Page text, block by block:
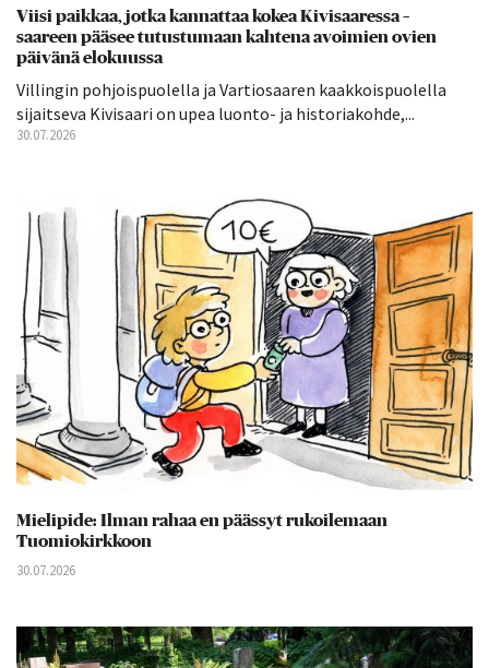
Viisi paikkaa, jotka kannattaa kokea Kivisaaressa –
saareen pääsee tutustumaan kahtena avoimien ovien
päivänä elokuussa
Villingin pohjoispuolella ja Vartiosaaren kaakkoispuolella
sijaitseva Kivisaari on upea luonto- ja historiakohde,...
30.07.2026
Mielipide: Ilman rahaa en päässyt rukoilemaan
Tuomiokirkkoon
30.07.2026